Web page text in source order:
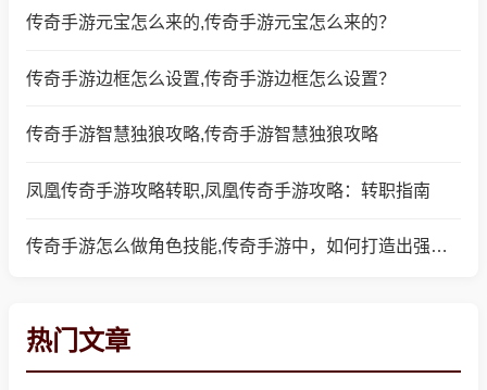
传奇手游元宝怎么来的,传奇手游元宝怎么来的？
传奇手游边框怎么设置,传奇手游边框怎么设置？
传奇手游智慧独狼攻略,传奇手游智慧独狼攻略
凤凰传奇手游攻略转职,凤凰传奇手游攻略：转职指南
传奇手游怎么做角色技能,传奇手游中，如何打造出强力的角色技能？
热门文章